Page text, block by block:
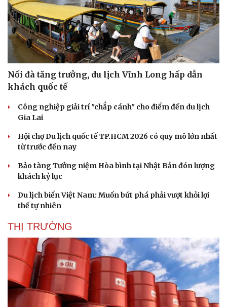
Văn hóa
Sân khấu - Điện ảnh
Văn học
Âm nhạc
Di sản
Nghệ sĩ
Thời trang
Sao Việt
Nối đà tăng trưởng, du lịch Vĩnh Long hấp dẫn
khách quốc tế
Công nghiệp giải trí "chắp cánh" cho điểm đến du lịch
Gia Lai
Hội chợ Du lịch quốc tế TP.HCM 2026 có quy mô lớn nhất
từ trước đến nay
Bảo tàng Tưởng niệm Hòa bình tại Nhật Bản đón lượng
khách kỷ lục
Du lịch biển Việt Nam: Muốn bứt phá phải vượt khỏi lợi
thế tự nhiên
THỊ TRƯỜNG